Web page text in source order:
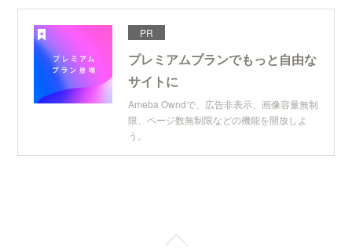
PR
プレミアムプランでもっと自由な
サイトに
Ameba Owndで、広告非表示、画像容量無制
限、ページ数無制限などの機能を開放しよ
う。